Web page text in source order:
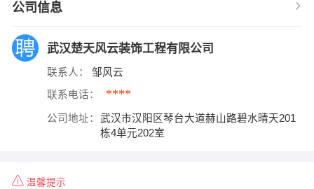
公司信息
武汉楚天风云装饰工程有限公司
联系人： 邹风云
联系电话： ****
公司地址：
武汉市汉阳区琴台大道赫山路碧水晴天201
栋4单元202室
温馨提示